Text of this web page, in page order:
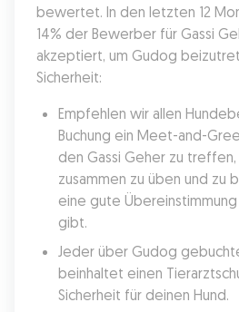
bewertet. In den letzten 12
14% der Bewerber für Gassi
akzeptiert, um Gudog
Sicherheit:
Empfehlen wir allen
Buchung ein Meet-and-
den Gassi Geher zu
zusammen zu üben und zu
eine gute
gibt.
Jeder über Gudog
beinhaltet einen
Sicherheit für deinen Hund.